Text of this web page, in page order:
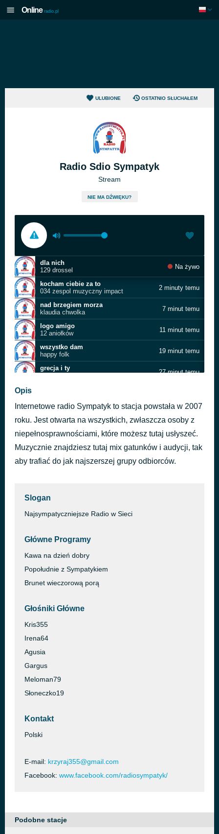
Online radio.pl
ULUBIONE OSTATNIO SŁUCHAŁEM
Radio Sdio Sympatyk
Stream
NIE MA DŹWIĘKU?
dla nich
129 drossel
Na żywo
kocham ciebie za to
034 zespol muzyczny impact
2 minuty temu
nad brzegiem morza
klaudia chwolka
7 minut temu
logo amigo
12 aniołków
11 minut temu
wszystko dam
happy folk
19 minut temu
grecja i ty
27 minut temu
Flisak
Kapela Górole
w malej kawiarni
brygida i robert lukowski
41 minut temu
Ona tańczy dla mnie - Radio Edit
Weekend
49 minut temu
Opis
Internetowe radio Sympatyk to stacja powstała w 2007
roku. Jest otwarta na wszystkich, zwłaszcza osoby z
niepełnosprawnościami, które możesz tutaj usłyszeć.
Muzycznie znajdziesz tutaj mix gatunków i audycji, tak
aby trafiać do jak najszerszej grupy odbiorców.
Slogan
Najsympatyczniejsze Radio w Sieci
Główne Programy
Kawa na dzień dobry
Popołudnie z Sympatykiem
Brunet wieczorową porą
Głośniki Główne
Kris355
Irena64
Agusia
Gargus
Meloman79
Słoneczko19
Kontakt
Polski
E-mail: krzyraj355@gmail.com
Facebook: www.facebook.com/radiosympatyk/
Podobne stacje